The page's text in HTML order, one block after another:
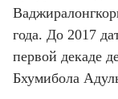
года. До 2017
первой декаде
Бхумибола